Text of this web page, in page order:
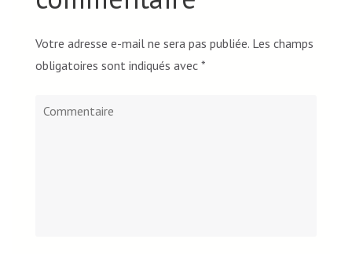
Votre adresse e-mail ne sera pas publiée. Les champs
obligatoires sont indiqués avec *
Commentaire